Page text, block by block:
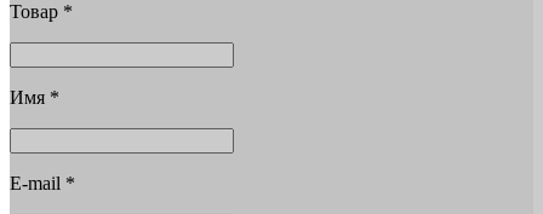
Товар *
Имя *
E-mail *